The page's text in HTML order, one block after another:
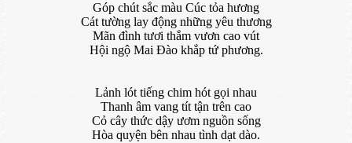
Góp chút sắc màu Cúc tỏa hương
Cát tường lay động những yêu thương
Mãn đình tươi thắm vươn cao vút
Hội ngộ Mai Đào khắp tứ phương.
Lảnh lót tiếng chim hót gọi nhau
Thanh âm vang tít tận trên cao
Cỏ cây thức dậy ươm nguồn sống
Hòa quyện bên nhau tình dạt dào.